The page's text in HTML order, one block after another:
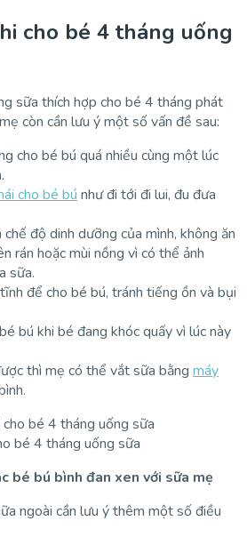
cho bé 4 tháng uống
sữa thích hợp cho bé 4 tháng phát
còn cần lưu ý một số vấn đề sau:
cho bé bú quá nhiều cùng một lúc
cho bé bú như đi tới đi lui, đu đưa
độ dinh dưỡng của mình, không ăn
rán hoặc mùi nồng vì có thể ảnh
sữa.
để cho bé bú, tránh tiếng ồn và bụi
bú khi bé đang khóc quấy vì lúc này
thì mẹ có thể vắt sữa bằng máy
bé 4 tháng uống sữa
bé bú bình đan xen với sữa mẹ
ngoài cần lưu ý thêm một số điều